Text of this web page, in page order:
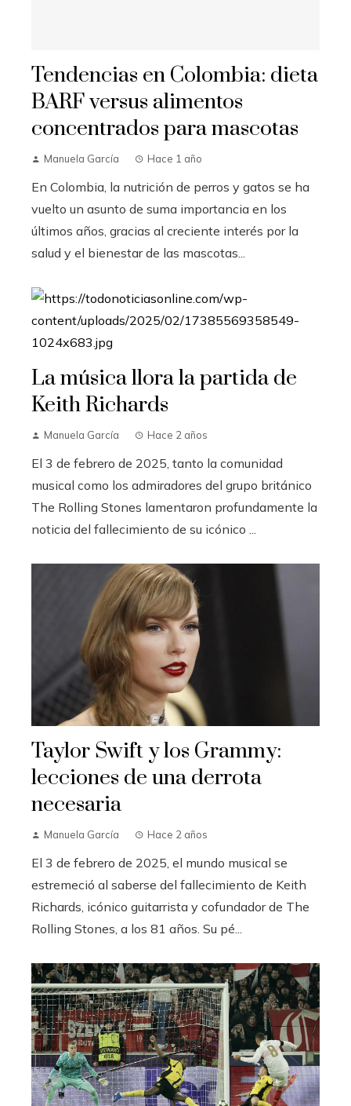
Tendencias en Colombia: dieta
BARF versus alimentos
concentrados para mascotas
Manuela García Hace 1 año
En Colombia, la nutrición de perros y gatos se ha
vuelto un asunto de suma importancia en los
últimos años, gracias al creciente interés por la
salud y el bienestar de las mascotas...
La música llora la partida de
Keith Richards
Manuela García Hace 2 años
El 3 de febrero de 2025, tanto la comunidad
musical como los admiradores del grupo británico
The Rolling Stones lamentaron profundamente la
noticia del fallecimiento de su icónico ...
Taylor Swift y los Grammy:
lecciones de una derrota
necesaria
Manuela García Hace 2 años
El 3 de febrero de 2025, el mundo musical se
estremeció al saberse del fallecimiento de Keith
Richards, icónico guitarrista y cofundador de The
Rolling Stones, a los 81 años. Su pé...